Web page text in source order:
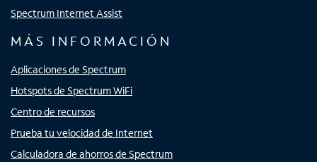
Spectrum Internet Assist
MÁS INFORMACIÓN
Aplicaciones de Spectrum
Hotspots de Spectrum WiFi
Centro de recursos
Prueba tu velocidad de Internet
Calculadora de ahorros de Spectrum